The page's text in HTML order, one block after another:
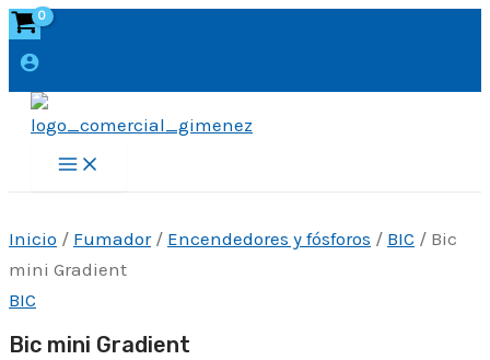
Ir
al
Main
Menu
Inicio / Fumador/ Encendedores y fósforos / BIC / Bic
mini Gradient
BIC
Bic mini Gradient